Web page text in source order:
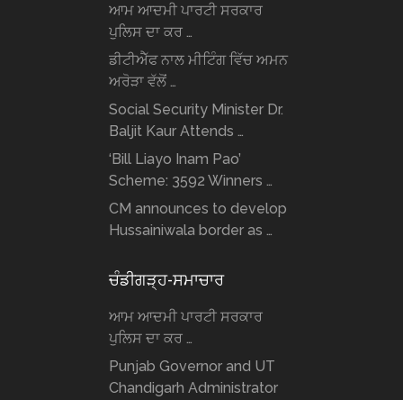
ਆਮ ਆਦਮੀ ਪਾਰਟੀ ਸਰਕਾਰ
ਪੁਲਿਸ ਦਾ ਕਰ …
ਡੀਟੀਐੱਫ ਨਾਲ ਮੀਟਿੰਗ ਵਿੱਚ ਅਮਨ
ਅਰੋੜਾ ਵੱਲੋਂ …
Social Security Minister Dr.
Baljit Kaur Attends …
‘Bill Liayo Inam Pao’
Scheme: 3592 Winners …
CM announces to develop
Hussainiwala border as …
ਚੰਡੀਗੜ੍ਹ-ਸਮਾਚਾਰ
ਆਮ ਆਦਮੀ ਪਾਰਟੀ ਸਰਕਾਰ
ਪੁਲਿਸ ਦਾ ਕਰ …
Punjab Governor and UT
Chandigarh Administrator